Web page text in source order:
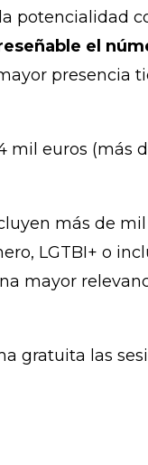
potencialidad
el
presencia
mil euros (más
más de
LGTBI+ o
mayor
gratuita las